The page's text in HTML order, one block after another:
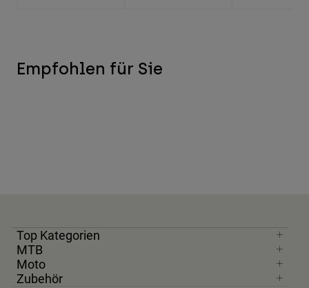
Empfohlen für Sie
Top Kategorien
MTB
Moto
Zubehör